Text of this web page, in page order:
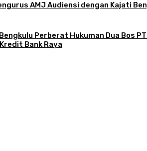
AMJ Audiensi dengan Kajati
Perberat Hukuman Dua Bos PT
Bank Raya